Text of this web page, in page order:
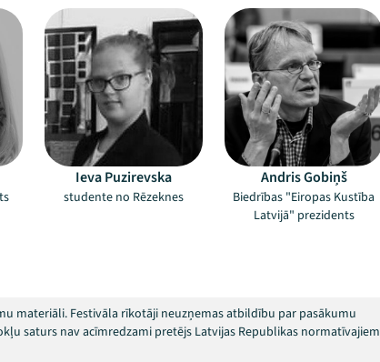
Ieva Puzirevska
studente no Rēzeknes
Andris Gobiņš
Biedrības "Eiropas Kustība
Latvijā" prezidents
materiāli. Festivāla rīkotāji neuzņemas atbildību par pasākumu
saturs nav acīmredzami pretējs Latvijas Republikas normatīvajiem